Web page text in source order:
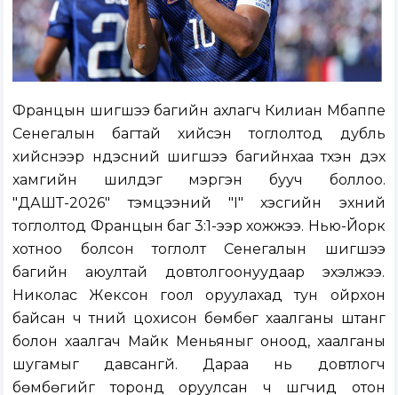
Францын шигшээ багийн ахлагч Килиан Мбаппе
Сенегалын багтай хийсэн тоглолтод дубль
хийснээр үндэсний шигшээ багийнхаа түүхэн дэх
хамгийн шилдэг мэргэн бууч боллоо.
"ДАШТ-2026" тэмцээний "I" хэсгийн эхний
тоглолтод Францын баг 3:1-ээр хожжээ. Нью-Йорк
хотноо болсон тоглолт Сенегалын шигшээ
багийн аюултай довтолгоонуудаар эхэлжээ.
Николас Жексон гоол оруулахад тун ойрхон
байсан ч түүний цохисон бөмбөг хаалганы штанг
болон хаалгач Майк Меньяныг оноод, хаалганы
шугамыг давсангүй. Дараа нь довтлогч
бөмбөгийг торонд оруулсан ч шүүгчид отон